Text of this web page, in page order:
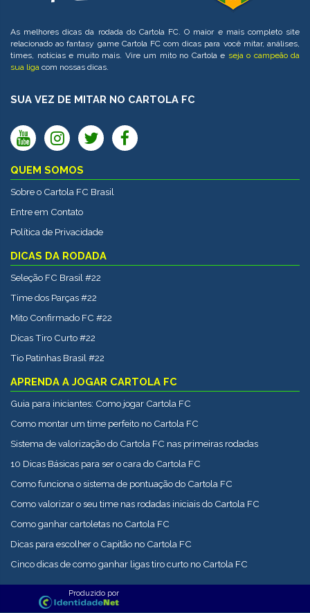
As melhores dicas da rodada do Cartola FC. O maior e mais completo site
relacionado ao fantasy game Cartola FC com dicas para você mitar, análises,
times, notícias e muito mais. Vire um mito no Cartola e seja o campeão da
sua liga com nossas dicas.
SUA VEZ DE MITAR NO CARTOLA FC
QUEM SOMOS
Sobre o Cartola FC Brasil
Entre em Contato
Política de Privacidade
DICAS DA RODADA
Seleção FC Brasil #22
Time dos Parças #22
Mito Confirmado FC #22
Dicas Tiro Curto #22
Tio Patinhas Brasil #22
APRENDA A JOGAR CARTOLA FC
Guia para iniciantes: Como jogar Cartola FC
Como montar um time perfeito no Cartola FC
Sistema de valorização do Cartola FC nas primeiras rodadas
10 Dicas Básicas para ser o cara do Cartola FC
Como funciona o sistema de pontuação do Cartola FC
Como valorizar o seu time nas rodadas iniciais do Cartola FC
Como ganhar cartoletas no Cartola FC
Dicas para escolher o Capitão no Cartola FC
Cinco dicas de como ganhar ligas tiro curto no Cartola FC
Produzido por